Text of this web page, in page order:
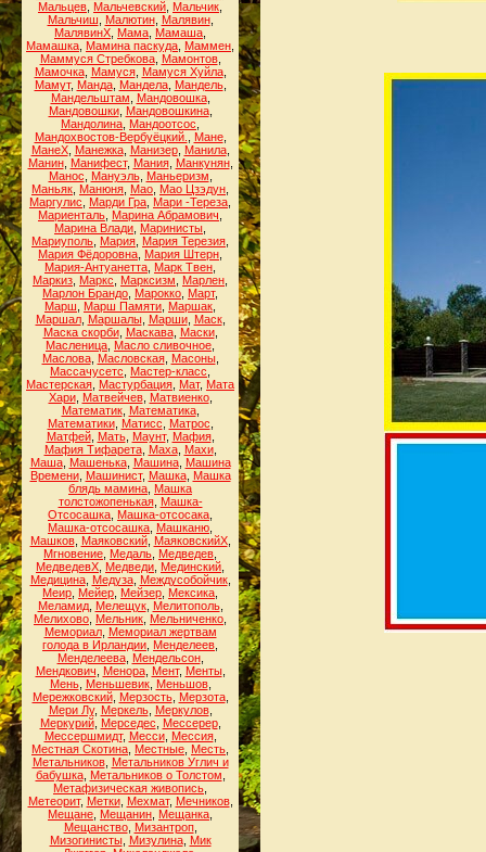
Мальцев Мальчевский Мальчик
Мальчиш
Малютин, Малявин,
МалявинХ Мама Мамаша
Мамашка Мамина паскуда Маммен
Маммуся Стребкова, Мамонтов,
Мамочка, Мамуся, Мамуся Хуйла,
Мамут, Манда, Мандела, Мандель,
Мандельштам
Мандовошка,
Мандовошки, Мандовошкина,
Мандолина Мандоотсос
Мандохвостов-Вербуёцкий.
Мане,
МанеХ, Манежка, Манизер, Манила,
Манин, Манифест, Мания, Манкунян,
Манос
Мануэль, Маньеризм
Маньяк Манюня Мао Мао Цзэдун
Маргулис
Марди Гра Мари -Тереза
Мариенталь Марина Абрамович
Марина Влади Маринисты
Мариуполь Мария Мария Терезия
Мария Фёдоровна Мария Штерн
Мария-Антуанетта Марк Твен
Маркиз Маркс Марксизм Марлен
Марлон Брандо Марокко Март,
Марш
Марш Памяти Маршак
Маршал, Маршалы, Марши, Маск,
Маска скорби, Маскава, Маски,
Масленица Масло сливочное
Маслова, Масловская, Масоны,
Массачусетс
Мастер-класс
Мастерская Мастурбация Мат, Мата
Хари, Матвейчев, Матвиенко,
Математик, Математика,
Математики, Матисс Матрос
Матфей, Мать, Маунт, Мафия,
Мафия Тифарета, Маха, Махи,
Маша, Машенька, Машина, Машина
Времени, Машинист, Машка, Машка
блядь мамина Машка
толстожопенькая, Машка-
Отсосашка Машка-отсосака
Машка-отсосашка Машканю
Машков, Маяковский, МаяковскийХ,
Мгновение Медаль Медведев
МедведевХ Медведи Мединский
Медицина, Медуза, Междусобойчик,
Меир Мейер Мейзер Мексика
Меламид, Мелещук, Мелитополь,
Мелихово Мельник Мельниченко
Мемориал, Мемориал жертвам
голода в Ирландии Менделеев
Менделеева, Мендельсон,
Мендкович
Менора, Мент, Менты,
Мень, Меньшевик, Меньшов,
Мережковский, Мерзость, Мерзота,
Мери Лу, Меркель, Меркулов,
Меркурий, Мерседес Мессерер,
Мессершмидт, Месси, Мессия,
Местная Скотина Местные Месть
Метальников, Метальников Углич и
бабушка, Метальников о Толстом
Метафизическая живопись
Метеорит, Метки, Мехмат, Мечников,
Мещане Мещанин Мещанка
Мещанство, Мизантроп,
Мизогинисты, Мизулина, Мик